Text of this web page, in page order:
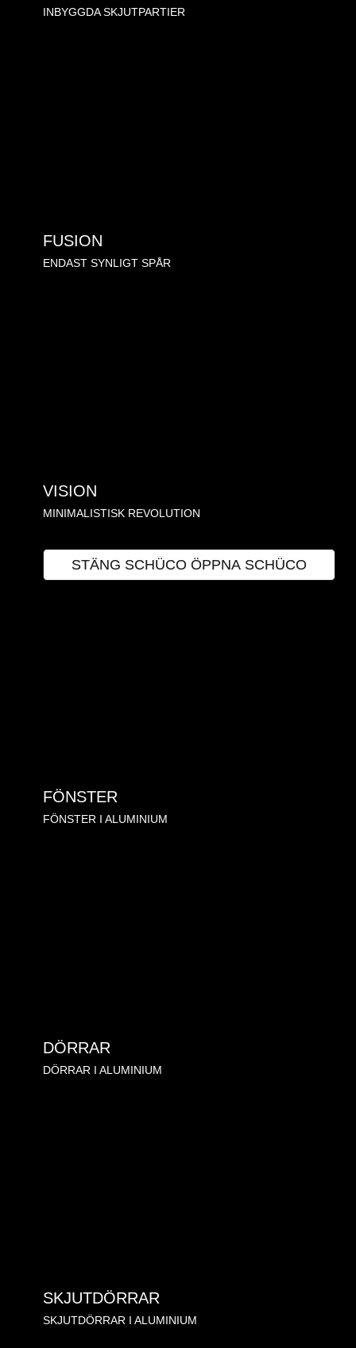
INBYGGDA SKJUTPARTIER
FUSION
ENDAST SYNLIGT SPÅR
VISION
MINIMALISTISK REVOLUTION
STÄNG SCHÜCO ÖPPNA SCHÜCO
FÖNSTER
FÖNSTER I ALUMINIUM
DÖRRAR
DÖRRAR I ALUMINIUM
SKJUTDÖRRAR
SKJUTDÖRRAR I ALUMINIUM